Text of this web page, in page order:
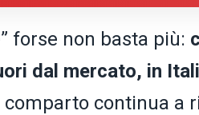
forse non basta più:
dal mercato, in
continua a